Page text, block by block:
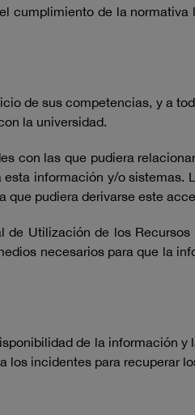
cumplimiento de la normativa
de sus competencias, y a
la universidad.
con las que pudiera
información y/o sistemas.
que pudiera derivarse este
Utilización de los
necesarios para que la
de la información y
incidentes para recuperar